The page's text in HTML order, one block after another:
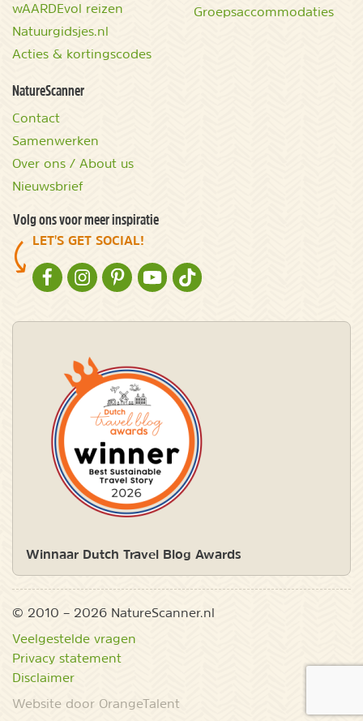
wAARDEvol reizen
Natuurgidsjes.nl
Acties & kortingscodes
Groepsaccommodaties
NatureScanner
Contact
Samenwerken
Over ons / About us
Nieuwsbrief
Volg ons voor meer inspiratie
LET'S GET SOCIAL!
NATURESCANNER OP FACEBOOK
NATURESCANNER OP INSTAGRAM
NATURESCANNER OP PINTEREST
NATURESCANNER OP YOUTUBE
NATURESCANNER OP TIKTOK
Winnaar Dutch Travel Blog Awards
© 2010 – 2026 NatureScanner.nl
Veelgestelde vragen
Privacy statement
Disclaimer
Website door OrangeTalent